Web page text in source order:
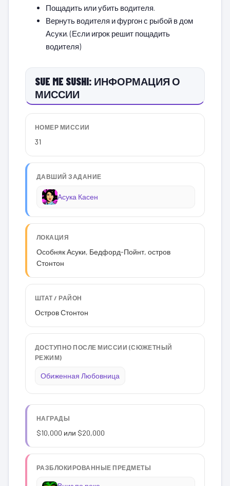
Пощадить или убить водителя.
Вернуть водителя и фургон с рыбой в дом
Асуки. (Если игрок решит пощадить
водителя)
SUE ME SUSHI: ИНФОРМАЦИЯ О
МИССИИ
НОМЕР МИССИИ
31
ДАВШИЙ ЗАДАНИЕ
Асука Касен
ЛОКАЦИЯ
Особняк Асуки, Бедфорд-Пойнт, остров
Стонтон
ШТАТ / РАЙОН
Остров Стонтон
ДОСТУПНО ПОСЛЕ МИССИИ (СЮЖЕТНЫЙ
РЕЖИМ)
Обиженная Любовница
НАГРАДЫ
$10,000 или $20,000
РАЗБЛОКИРОВАННЫЕ ПРЕДМЕТЫ